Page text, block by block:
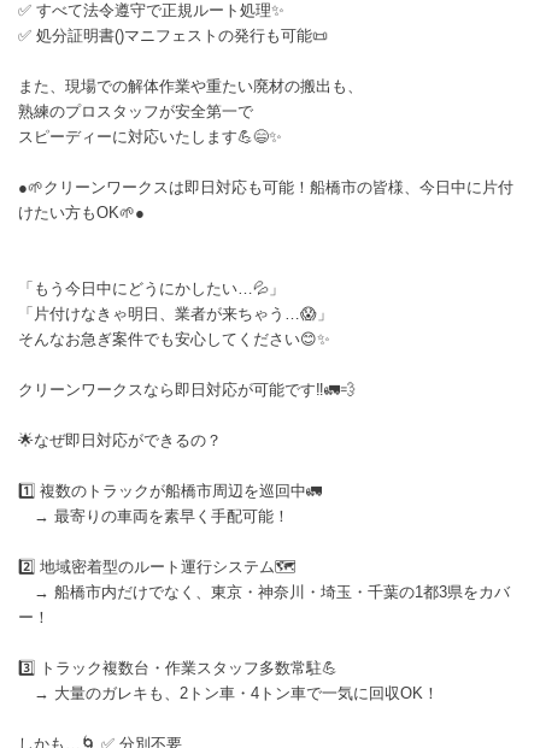
✅ すべて法令遵守で正規ルート処理✨
✅ 処分証明書()マニフェストの発行も可能📜
また、現場での解体作業や重たい廃材の搬出も、
熟練のプロスタッフが安全第一で
スピーディーに対応いたします💪😄✨
●🌱クリーンワークスは即日対応も可能！船橋市の皆様、今日中に片付
けたい方もOK🌱●
「もう今日中にどうにかしたい…💦」
「片付けなきゃ明日、業者が来ちゃう…😱」
そんなお急ぎ案件でも安心してください😊✨
クリーンワークスなら即日対応が可能です‼️🚛💨
🌟なぜ即日対応ができるの？
1️⃣ 複数のトラックが船橋市周辺を巡回中🚛
→ 最寄りの車両を素早く手配可能！
2️⃣ 地域密着型のルート運行システム🗺️
→ 船橋市内だけでなく、東京・神奈川・埼玉・千葉の1都3県をカバ
ー！
3️⃣ トラック複数台・作業スタッフ多数常駐💪
→ 大量のガレキも、2トン車・4トン車で一気に回収OK！
しかも…🌀 ✅ 分別不要